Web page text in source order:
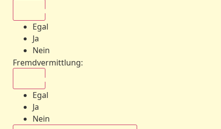
Egal
Ja
Nein
Fremdvermittlung:
Egal
Ja
Nein